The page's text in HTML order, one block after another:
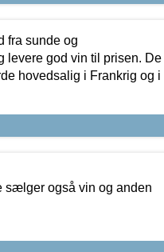
fra sunde og
levere god vin til prisen. De
hovedsalig i Frankrig og i
sælger også vin og anden